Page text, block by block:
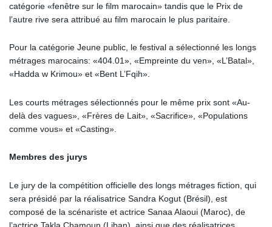
catégorie «fenêtre sur le film marocain» tandis que le Prix de
l’autre rive sera attribué au film marocain le plus paritaire.
Pour la catégorie Jeune public, le festival a sélectionné les longs
métrages marocains: «404.01», «Empreinte du ven», «L’Batal»,
«Hadda w Krimou» et «Bent L’Fqih».
Les courts métrages sélectionnés pour le même prix sont «Au-
delà des vagues», «Frères de Lait», «Sacrifice», «Populations
comme vous» et «Casting».
Membres des jurys
Le jury de la compétition officielle des longs métrages fiction, qui
sera présidé par la réalisatrice Sandra Kogut (Brésil), est
composé de la scénariste et actrice Sanaa Alaoui (Maroc), de
l’actrice Takla Chamoun (Liban), ainsi que des réalisatrices